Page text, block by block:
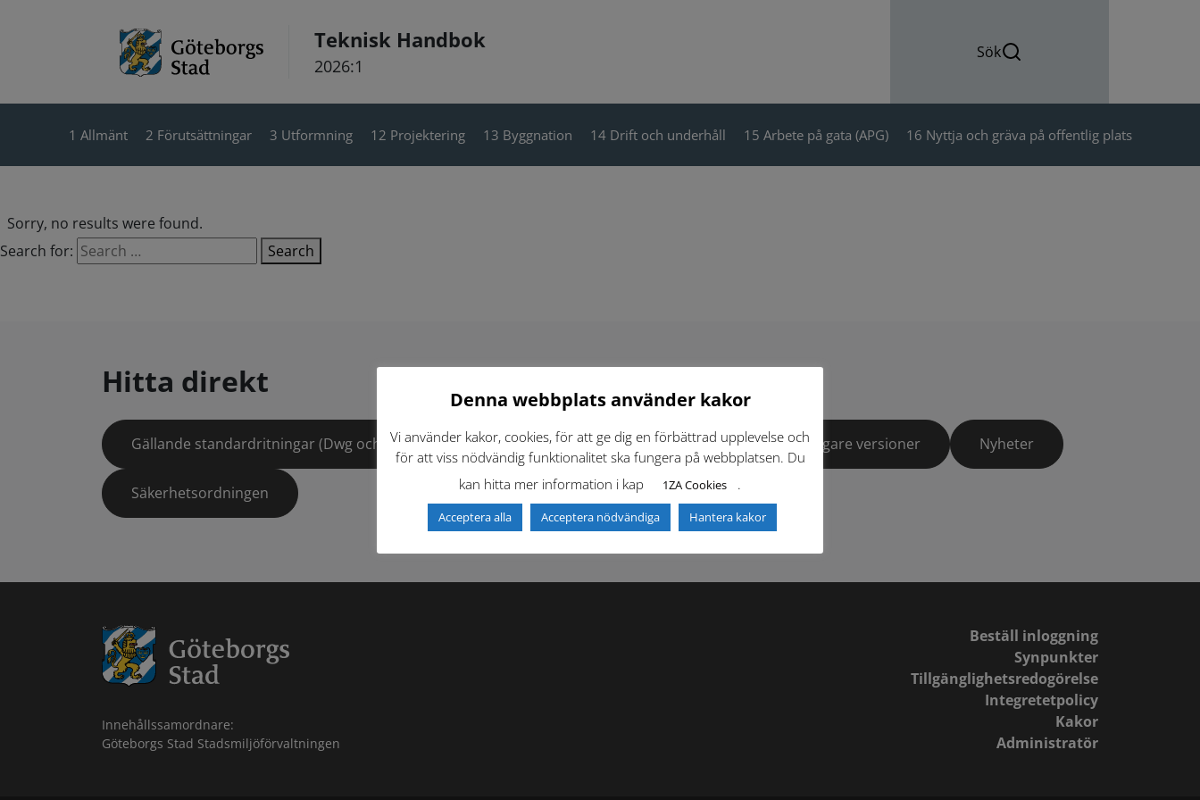
Teknisk Handbok
2026:1
Sök
1 Allmänt 2 Förutsättningar 3 Utformning 12 Projektering 13 Byggnation 14 Drift och underhåll 15 Arbete på gata (APG) 16 Nyttja och gräva på offentlig plats
Sorry, no results were found.
Search for:
Search
Hitta direkt
Gällande standardritningar (Dwg och pdf) Dokumentbibliotek Kontaktlista Tidigare versioner Nyheter
Säkerhetsordningen
Innehållssamordnare:
Göteborgs Stad Stadsmiljöförvaltningen
Beställ inloggning
Synpunkter
Tillgänglighetsredogörelse
Integretetpolicy
Kakor
Administratör
Denna webbplats använder kakor
Vi använder kakor, cookies, för att ge dig en förbättrad upplevelse och
för att viss nödvändig funktionalitet ska fungera på webbplatsen. Du
kan hitta mer information i kap
1ZA Cookies .
Acceptera alla Acceptera nödvändiga Hantera kakor